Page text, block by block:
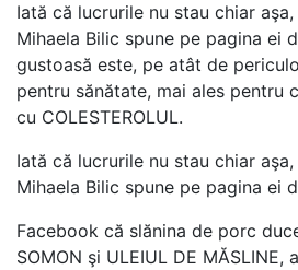
Iată că lucrurile nu stau chiar
Mihaela Bilic spune pe pagina ei
gustoasă este, pe atât de
pentru sănătate, mai ales pentru
cu COLESTEROLUL.
Iată că lucrurile nu stau chiar
Mihaela Bilic spune pe pagina ei
Facebook că slănina de porc
SOMON şi ULEIUL DE MĂSLINE,